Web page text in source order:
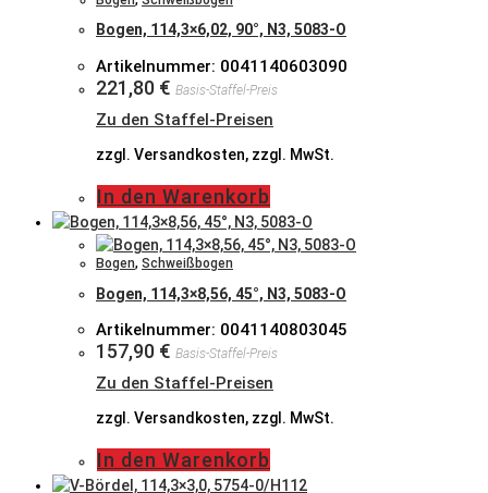
Bogen, 114,3×6,02, 90°, N3, 5083-O
Artikelnummer: 0041140603090
221,80 € Basis-Staffel-Preis
Zu den Staffel-Preisen
zzgl. Versandkosten, zzgl. MwSt.
In den Warenkorb
Bogen, Schweißbogen
Bogen, 114,3×8,56, 45°, N3, 5083-O
Artikelnummer: 0041140803045
157,90 € Basis-Staffel-Preis
Zu den Staffel-Preisen
zzgl. Versandkosten, zzgl. MwSt.
In den Warenkorb